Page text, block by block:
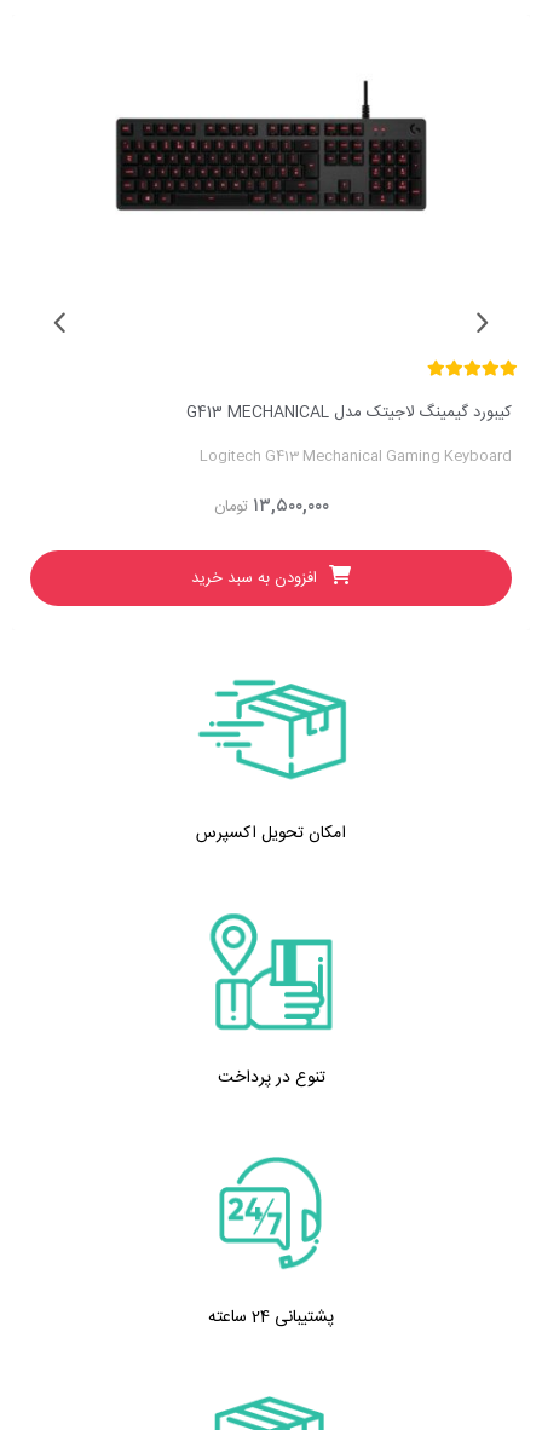
کیبورد گیمینگ لاجیتک مدل G413 MECHANICAL
Logitech G413 Mechanical Gaming Keyboard
تومان ۱۳,۵۰۰,۰۰۰
افزودن به سبد خرید
امکان تحویل اکسپرس
تنوع در پرداخت
پشتیبانی 24 ساعته